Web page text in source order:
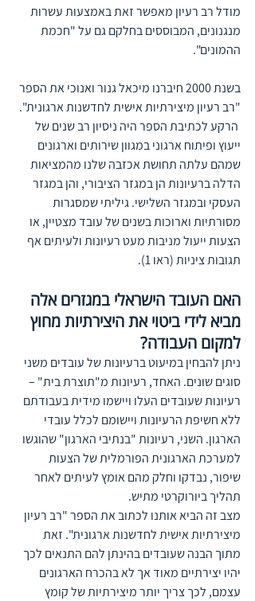
מודל רב רעיון מאפשר זאת באמצעות עשרות
מנגנונים, המבוססים בחלקם גם על "חכמת
ההמונים".
בשנת 2000 חיברנו מיכאל גנור ואנוכי את הספר
"רב רעיון מיצירתיות אישית לחדשנות ארגונית".
הרקע לכתיבת הספר היה ניסיון רב שנים של
ייעוץ ופיתוח ארגוני במגוון שירותים וארגונים
שמהם עלתה תחושת אכזבה שלנו מהמציאות
הדלה ברעיונות הן במגזר הציבורי, והן במגזר
העסקי ובמגזר השלישי. גיליתי שמסגרות
מסורתיות וארוכות בשנים של עובד מצטיין, או
הצעות ייעול מניבות מעט רעיונות ולעיתים אף
תגובות ציניות (ראו 1).
האם העובד הישראלי במגזרים אלה
מביא לידי ביטוי את היצירתיות מחוץ
למקום העבודה?
ניתן להבחין במיעוט ברעיונות של עובדים משני
סוגים שונים. האחד, רעיונות מ"תוצרת בית" –
רעיונות שעובדים העלו ויישמו מידית בעבודתם
ללא חשיפת הרעיונות ויישומם לכלל עובדי
הארגון. השני, רעיונות "בנתיבי הארגון" שהוגשו
למערכת הארגונית הפורמלית של הצעות
שיפור, נבדקו וחלק מהם אומץ לעיתים לאחר
תהליך ביורוקרטי מתיש.
מצב זה הביא אותנו לכתוב את הספר "רב רעיון
מיצירתיות אישית לחדשנות ארגונית". זאת
מתוך הבנה שעובדים בהינתן להם התנאים לכך
יהיו יצירתיים מאוד אך לא בהכרח הארגונים
עצמם, לכך צריך יותר מיצירתיות של קומץ